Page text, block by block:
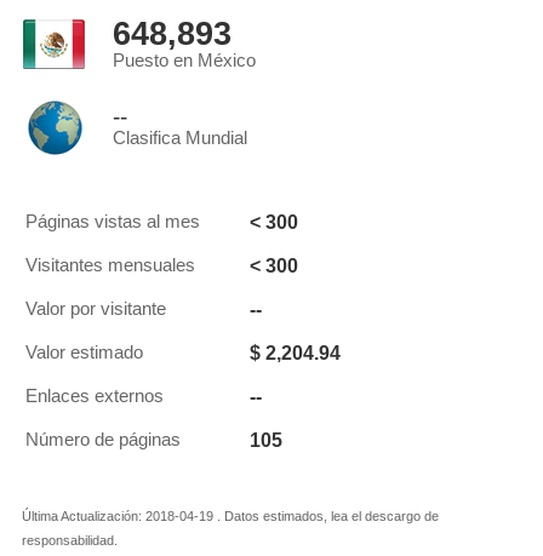
648,893
Puesto en México
--
Clasifica Mundial
Páginas vistas al mes < 300
Visitantes mensuales < 300
Valor por visitante --
Valor estimado $ 2,204.94
Enlaces externos --
Número de páginas 105
Última Actualización: 2018-04-19 . Datos estimados, lea el descargo de
responsabilidad.